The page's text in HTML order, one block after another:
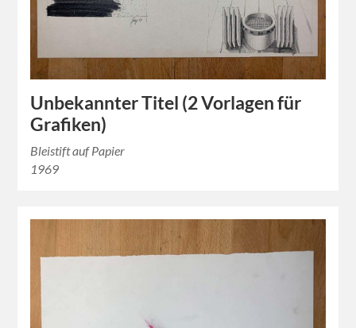
Unbekannter Titel (2 Vorlagen für
Grafiken)
Bleistift auf Papier
1969